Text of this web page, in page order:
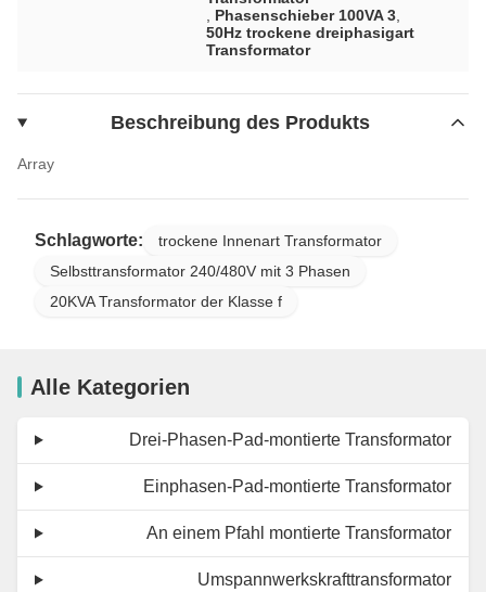
Phasenschieber 100VA 3
50Hz trockene dreiphasigart
Transformator
Beschreibung des Produkts
Array
Schlagworte:
trockene Innenart Transformator
Selbsttransformator 240/480V mit 3 Phasen
20KVA Transformator der Klasse f
Alle Kategorien
Drei-Phasen-Pad-montierte Transformator
Einphasen-Pad-montierte Transformator
An einem Pfahl montierte Transformator
Umspannwerkskrafttransformator